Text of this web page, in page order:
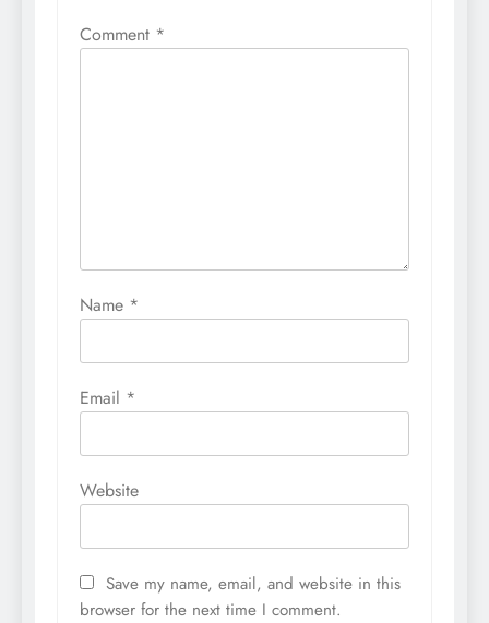
Comment *
Name *
Email *
Website
Save my name, email, and website in this
browser for the next time I comment.